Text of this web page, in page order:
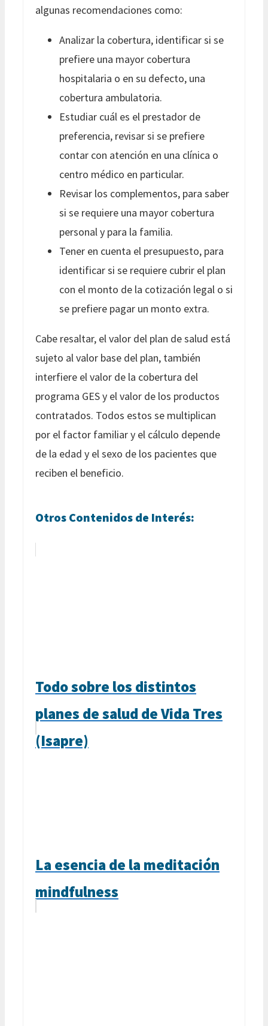
algunas recomendaciones como:
Analizar la cobertura, identificar si se
prefiere una mayor cobertura
hospitalaria o en su defecto, una
cobertura ambulatoria.
Estudiar cuál es el prestador de
preferencia, revisar si se prefiere
contar con atención en una clínica o
centro médico en particular.
Revisar los complementos, para saber
si se requiere una mayor cobertura
personal y para la familia.
Tener en cuenta el presupuesto, para
identificar si se requiere cubrir el plan
con el monto de la cotización legal o si
se prefiere pagar un monto extra.
Cabe resaltar, el valor del plan de salud está
sujeto al valor base del plan, también
interfiere el valor de la cobertura del
programa GES y el valor de los productos
contratados. Todos estos se multiplican
por el factor familiar y el cálculo depende
de la edad y el sexo de los pacientes que
reciben el beneficio.
Otros Contenidos de Interés:
Todo sobre los distintos
planes de salud de Vida Tres
(Isapre)
La esencia de la meditación
mindfulness